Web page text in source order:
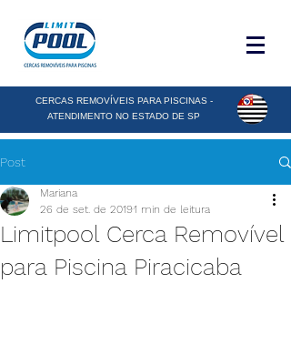
CERCAS REMOVÍVEIS PARA PISCINAS -
ATENDIMENTO NO ESTADO DE SP
Post
Limitpool Cerca Removível
para Piscina Piracicaba
Mariana
26 de set. de 20191 min de leitura